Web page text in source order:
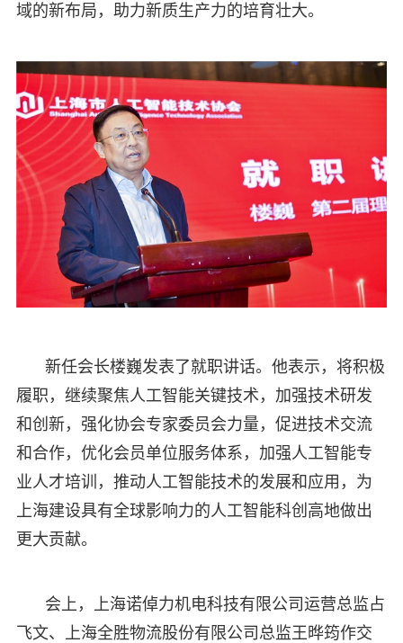
域的新布局，助力新质生产力的培育壮大。
新任会长楼巍发表了就职讲话。他表示，将积极
履职，继续聚焦人工智能关键技术，加强技术研发
和创新，强化协会专家委员会力量，促进技术交流
和合作，优化会员单位服务体系，加强人工智能专
业人才培训，推动人工智能技术的发展和应用，为
上海建设具有全球影响力的人工智能科创高地做出
更大贡献。
会上，上海诺倬力机电科技有限公司运营总监占
飞文、上海全胜物流股份有限公司总监王晔筠作交